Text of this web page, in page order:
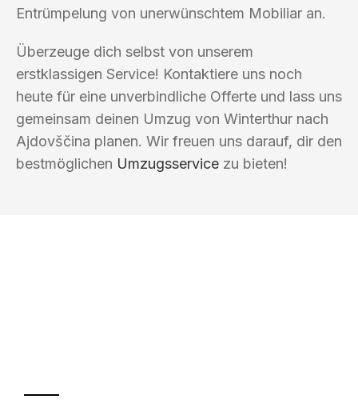
Entrümpelung von unerwünschtem Mobiliar an.
Überzeuge dich selbst von unserem
erstklassigen Service! Kontaktiere uns noch
heute für eine unverbindliche Offerte und lass uns
gemeinsam deinen Umzug von Winterthur nach
Ajdovščina planen. Wir freuen uns darauf, dir den
bestmöglichen Umzugsservice zu bieten!